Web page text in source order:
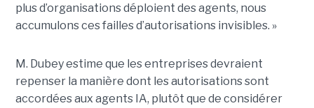
plus d’organisations déploient des agents, nous
accumulons ces failles d’autorisations invisibles. »
M. Dubey estime que les entreprises devraient
repenser la manière dont les autorisations sont
accordées aux agents IA, plutôt que de considérer